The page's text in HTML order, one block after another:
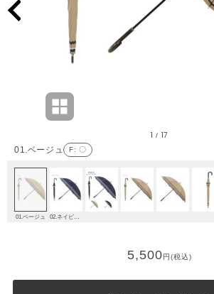
01.ベージュ F: 〇
1 / 17
01.ベージュ
5,500円(税込)